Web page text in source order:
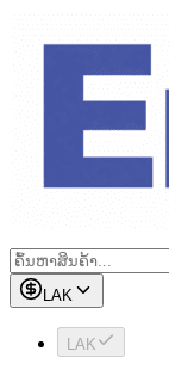
LAK
LAK